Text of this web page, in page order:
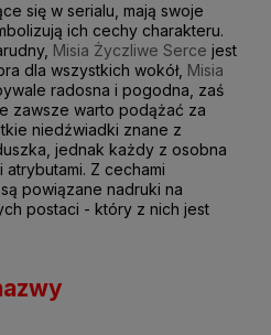
się w serialu, mają swoje
ich cechy charakteru.
Misia Życzliwe Serce jest
dla wszystkich wokół, Misia
radosna i pogodna, zaś
zawsze warto podążać za
niedźwiadki znane z
jednak każdy z osobna
Z cechami
powiązane nadruki na
postaci - który z nich jest